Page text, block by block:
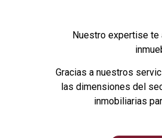
Nuestro expertise te
Gracias a nuestros
las dimensiones del
inmobiliarias